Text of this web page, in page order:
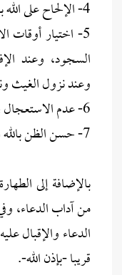
4- الإلحاح على الله بالدعاء.
5- اختيار أوقات
السجود، وعند
وعند نزول الغيث
6- عدم الاستعجال في الدعاء.
7- حسن الظن بالله وكمال الثقة به جل وعلا.
بالإضافة إلى
من آداب الدعاء،
الدعاء والإقبال
قريبا -بإذن الله-.